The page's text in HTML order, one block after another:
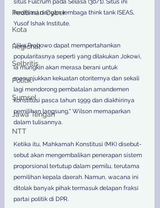
Pedoman Cyber
Kota
Regional
Selbritis
Politik
Sumsel
Jawa Tengah
NTT
situs Fulcrum pada Selasa (30/1). Situs ini
terafiliasi dengan lembaga think tank ISEAS,
Yusof Ishak Institute.
"Jika Prabowo dapat mempertahankan
popularitasnya seperti yang dilakukan Jokowi,
ia mungkin akan merasa berani untuk
menunjukkan kekuatan otoriternya dan sekali
lagi mendorong pembatalan amandemen
konstitusi pasca tahun 1999 dan diakhirinya
pemilihan langsung," Wilson memaparkan
dalam tulisannya.
Ketika itu, Mahkamah Konstitusi (MK) disebut-
sebut akan mengembalikan penerapan sistem
proporsional tertutup dalam pemilu, terutama
pemilihan kepala daerah. Namun, wacana ini
ditolak banyak pihak termasuk delapan fraksi
partai politik di DPR.